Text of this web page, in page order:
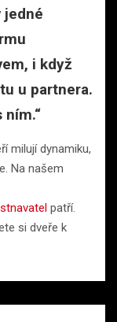
jedné
i když
u partnera.
ním.“
milují dynamiku,
Na našem
patří.
si dveře k